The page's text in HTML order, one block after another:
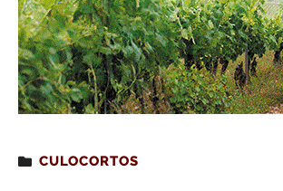
Estás leyendo: #LiamNeeson
CULOCORTOS